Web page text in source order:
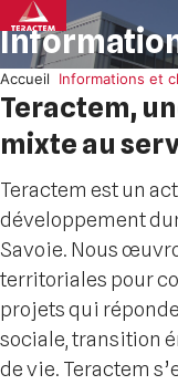
Skip
to
content
Accueil Informations et
Teractem,
mixte au
Teractem est un
développement
Savoie. Nous
territoriales pour
projets qui
sociale, transition
de vie. Teractem